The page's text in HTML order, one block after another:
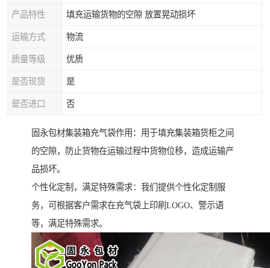
产品特性 填充运输货物的空隙 放置晃动损坏
运输方式 物流
质量等级 优质
是否现货 是
是否进口 否
固永包材集装箱充气袋作用：用于填充集装箱货柜之间
的空隙，防止货物在运输过程中货物位移，造成运输产
品损坏。
个性化定制，满足特殊需求：我们提供个性化定制服
务，可根据客户需求在充气袋上印刷LOGO、警示语
等，满足特殊需求。